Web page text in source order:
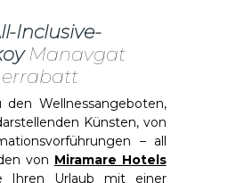
Inclusive-
Manavgat
Wellnessangeboten,
Künsten, von
– all
von Miramare Hotels
Ihren Urlaub mit einer